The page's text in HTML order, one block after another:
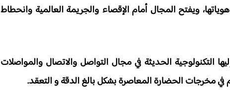
ويفتح المجال أمام الإقصاء والجريمة العالمية وانحطاط
التكنولوجية الحديثة في مجال التواصل والاتصال والمواصلات
مخرجات الحضارة المعاصرة بشكل بالغ الدقة و التعقد.